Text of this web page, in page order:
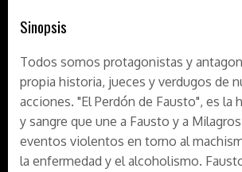
Sinopsis
Todos somos protagonistas y
propia historia, jueces y verdugos de
acciones. "El Perdón de Fausto", es la
y sangre que une a Fausto y a
eventos violentos en torno al
la enfermedad y el alcoholismo.